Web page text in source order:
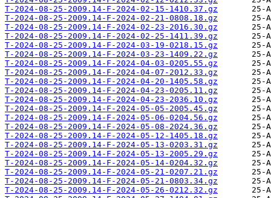
T-2024-08-25-2009.14-F-2024-02-15-1410.37.gz
T-2024-08-25-2009.14-F-2024-02-21-0808.18.gz
T-2024-08-25-2009.14-F-2024-02-23-2016.30.gz
T-2024-08-25-2009.14-F-2024-02-25-1411.39.gz
T-2024-08-25-2009.14-F-2024-03-19-0218.15.gz
T-2024-08-25-2009.14-F-2024-03-23-1409.22.gz
T-2024-08-25-2009.14-F-2024-04-03-0205.55.gz
T-2024-08-25-2009.14-F-2024-04-07-2012.33.gz
T-2024-08-25-2009.14-F-2024-04-20-1405.58.gz
T-2024-08-25-2009.14-F-2024-04-23-0205.11.gz
T-2024-08-25-2009.14-F-2024-04-23-2036.10.gz
T-2024-08-25-2009.14-F-2024-05-05-2005.45.gz
T-2024-08-25-2009.14-F-2024-05-06-0204.56.gz
T-2024-08-25-2009.14-F-2024-05-08-2024.36.gz
T-2024-08-25-2009.14-F-2024-05-12-1405.18.gz
T-2024-08-25-2009.14-F-2024-05-13-0203.31.gz
T-2024-08-25-2009.14-F-2024-05-13-2005.29.gz
T-2024-08-25-2009.14-F-2024-05-14-0204.32.gz
T-2024-08-25-2009.14-F-2024-05-21-0207.21.gz
T-2024-08-25-2009.14-F-2024-05-21-0803.34.gz
T-2024-08-25-2009.14-F-2024-05-26-0212.32.gz